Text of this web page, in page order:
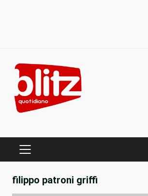
content
PRIMARY
filippo patroni griffi